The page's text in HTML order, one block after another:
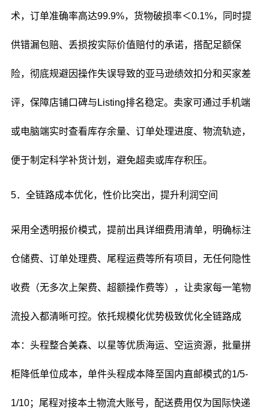
术，订单准确率高达99.9%，货物破损率＜0.1%，同时提
供错漏包赔、丢损按实际价值赔付的承诺，搭配足额保
险，彻底规避因操作失误导致的亚马逊绩效扣分和买家差
评，保障店铺口碑与Listing排名稳定。卖家可通过手机端
或电脑端实时查看库存余量、订单处理进度、物流轨迹，
便于制定科学补货计划，避免超卖或库存积压。
5．全链路成本优化，性价比突出，提升利润空间
采用全透明报价模式，提前出具详细费用清单，明确标注
仓储费、订单处理费、尾程运费等所有项目，无任何隐性
收费（无多次上架费、超额操作费等），让卖家每一笔物
流投入都清晰可控。依托规模化优势极致优化全链路成
本：头程整合美森、以星等优质海运、空运资源，批量拼
柜降低单位成本，单件头程成本降至国内直邮模式的1/5-
1/10；尾程对接本土物流大账号，配送费用仅为国际快递